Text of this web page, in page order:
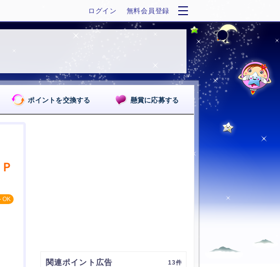
ログイン 無料会員登録
ポイントを交換する 懸賞に応募する
関連ポイント広告 13